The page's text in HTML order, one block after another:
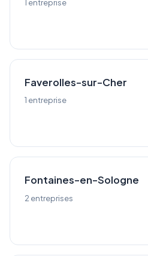
1 entreprise
Faverolles-sur-Cher
1 entreprise
Fontaines-en-Sologne
2 entreprises